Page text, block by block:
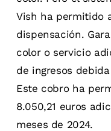
Vish ha permitido
dispensación.
color o servicio
de ingresos
Este cobro ha
8.050,21 euros
meses de 2024.